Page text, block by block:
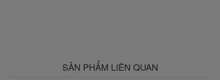
SẢN PHẨM LIÊN QUAN